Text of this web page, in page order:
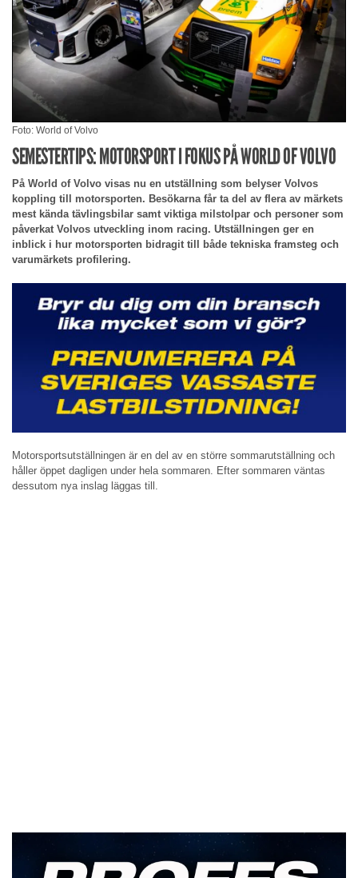
Foto: World of Volvo
SEMESTERTIPS: MOTORSPORT I FOKUS PÅ WORLD OF VOLVO
På World of Volvo visas nu en utställning som belyser Volvos
koppling till motorsporten. Besökarna får ta del av flera av märkets
mest kända tävlingsbilar samt viktiga milstolpar och personer som
påverkat Volvos utveckling inom racing. Utställningen ger en
inblick i hur motorsporten bidragit till både tekniska framsteg och
varumärkets profilering.
Motorsportsutställningen är en del av en större sommarutställning och
håller öppet dagligen under hela sommaren. Efter sommaren väntas
dessutom nya inslag läggas till.